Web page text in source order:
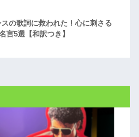
スの歌詞に救われた！心に刺さる
言5選【和訳つき】